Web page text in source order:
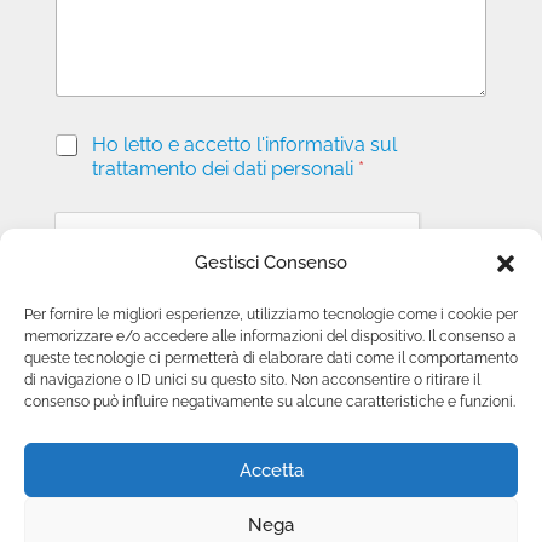
Gestisci Consenso
Per fornire le migliori esperienze, utilizziamo tecnologie come i cookie per
memorizzare e/o accedere alle informazioni del dispositivo. Il consenso a
queste tecnologie ci permetterà di elaborare dati come il comportamento
di navigazione o ID unici su questo sito. Non acconsentire o ritirare il
consenso può influire negativamente su alcune caratteristiche e funzioni.
Accetta
Nega
P
v
a
*
Ho letto e accetto l'informativa sul
trattamento dei dati personali *
Invia richiesta